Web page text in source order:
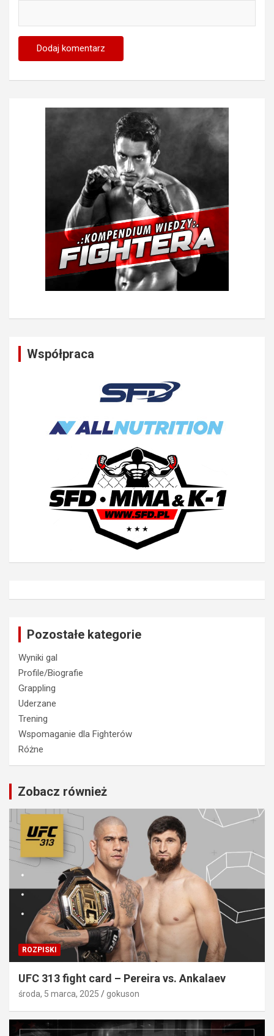
Współpraca
Pozostałe kategorie
Wyniki gal
Profile/Biografie
Grappling
Uderzane
Trening
Wspomaganie dla Fighterów
Różne
Zobacz również
ROZPISKI
UFC 313 fight card – Pereira vs. Ankalaev
środa, 5 marca, 2025 gokuson